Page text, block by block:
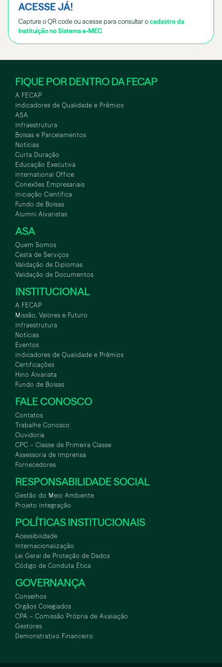
ACESSE JÁ!
Capture o QR code ou acesse para consultar o cadastro da
Instituição no Sistema e-MEC
FIQUE POR DENTRO DA FECAP
A FECAP
Indicadores de Qualidade e Prêmios
ASA
Infraestrutura
Bolsas e Parcelamentos
Notícias
Curta Duração
Educação Executiva
International Office
Conexões Empresariais
Iniciação Científica
Fundo de Bolsas
Alumni Alvaristas
ASA
Quem Somos
Cesta de Serviços
Validação de Diplomas
Validação de Documentos
INSTITUCIONAL
A FECAP
Missão, Valores e Futuro
Infraestrutura
Notícias
Eventos
Indicadores de Qualidade e Prêmios
Certificações
Hino Alvarista
Fundo de Bolsas
FALE CONOSCO
Contatos
Trabalhe Conosco
Ouvidoria
CPC – Classe de Primeira Classe
Assessoria de Imprensa
Fornecedores
RESPONSABILIDADE SOCIAL
Gestão do Meio Ambiente
Projeto Integração
POLÍTICAS INSTITUCIONAIS
Acessibilidade
Internacionalização
Lei Geral de Proteção de Dados
Código de Conduta Ética
GOVERNANÇA
Conselhos
Orgãos Colegiados
CPA – Comissão Própria de Avaliação
Gestores
Demonstrativo Financeiro